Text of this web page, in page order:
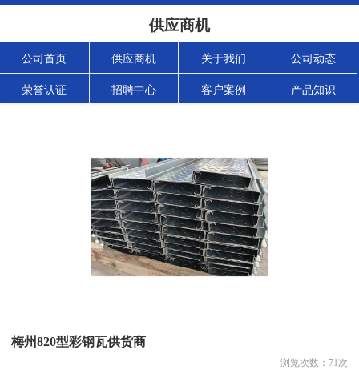
供应商机
公司首页 供应商机 关于我们 公司动态
荣誉认证 招聘中心 客户案例 产品知识
梅州820型彩钢瓦供货商
浏览次数： 71次